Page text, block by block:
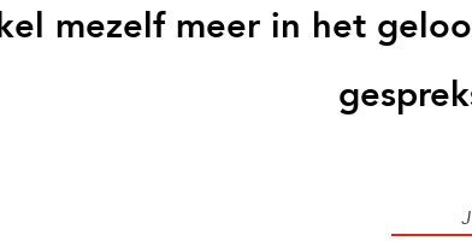
mezelf meer in het